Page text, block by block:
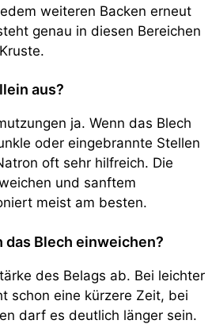
weiteren Backen erneut
genau in diesen Bereichen
aus?
ja. Wenn das Blech
oder eingebrannte Stellen
oft sehr hilfreich. Die
und sanftem
meist am besten.
das Blech einweichen?
des Belags ab. Bei leichter
schon eine kürzere Zeit, bei
darf es deutlich länger sein.